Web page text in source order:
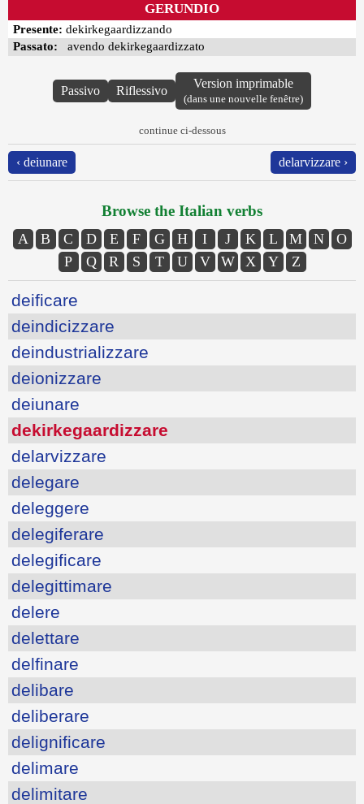
GERUNDIO
Presente: dekirkegaardizzando
Passato: avendo dekirkegaardizzato
Passivo Riflessivo
Version imprimable
(dans une nouvelle fenêtre)
continue ci-dessous
‹ deiunare delarvizzare ›
Browse the Italian verbs
A B C D E F G H I J K L M N
O
P
Q R S T U V W X Y Z
deificare
deindicizzare
deindustrializzare
deionizzare
deiunare
dekirkegaardizzare
delarvizzare
delegare
deleggere
delegiferare
delegificare
delegittimare
delere
delettare
delfinare
delibare
deliberare
delignificare
delimare
delimitare